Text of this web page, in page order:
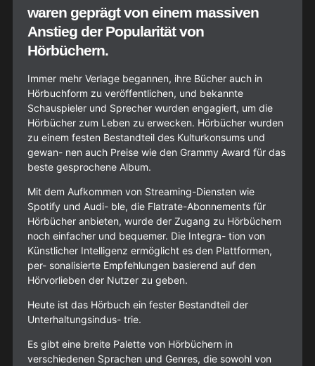
waren geprägt von einem massiven
Anstieg der Popularität von
Hörbüchern.
Immer mehr Verlage begannen, ihre Bücher auch in
Hörbuchform zu veröffentlichen, und bekannte
Schauspieler und Sprecher wurden engagiert, um die
Hörbücher zum Leben zu erwecken. Hörbücher wurden
zu einem festen Bestandteil des Kulturkonsums und
gewan- nen auch Preise wie den Grammy Award für das
beste gesprochene Album.
Mit dem Aufkommen von Streaming-Diensten wie
Spotify und Audi- ble, die Flatrate-Abonnements für
Hörbücher anbieten, wurde der Zugang zu Hörbüchern
noch einfacher und bequemer. Die Integra- tion von
Künstlicher Intelligenz ermöglicht es den Plattformen,
per- sonalisierte Empfehlungen basierend auf den
Hörvorlieben der Nutzer zu geben.
Heute ist das Hörbuch ein fester Bestandteil der
Unterhaltungsindus- trie.
Es gibt eine breite Palette von Hörbüchern in
verschiedenen Sprachen und Genres, die sowohl von